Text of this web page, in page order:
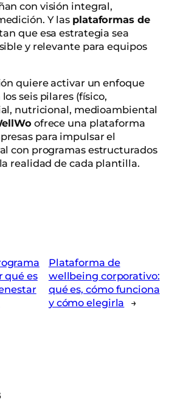
con visión integral,
Y las plataformas de
que esa estrategia sea
y relevante para equipos
quiere activar un enfoque
seis pilares (físico,
nutricional, medioambiental
ofrece una plataforma
para impulsar el
con programas estructurados
realidad de cada plantilla.
qué es
Plataforma de
wellbeing corporativo:
qué es, cómo funciona
y cómo elegirla
→